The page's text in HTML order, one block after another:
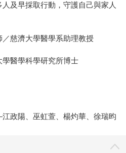
及早採取行動，守護自己與家人
慈濟大學醫學系助理教授
醫學科學研究所博士
政陽、巫虹萱、楊灼華、徐瑞昀